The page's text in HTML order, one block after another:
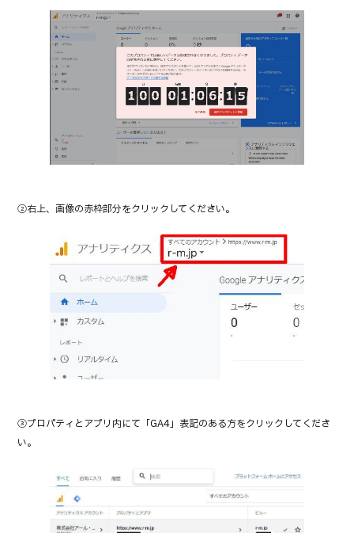
②右上、画像の赤枠部分をクリックしてください。
③プロパティとアプリ内にて「GA4」表記のある方をクリックしてくださ
い。